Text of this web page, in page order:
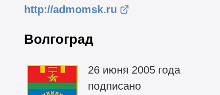
http://admomsk.ru
Волгоград
26 июня 2005 года
подписано